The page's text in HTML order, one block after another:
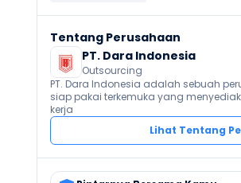
Tentang Perusahaan
PT. Dara Indonesia
Outsourcing
PT. Dara Indonesia adalah sebuah
siap pakai terkemuka yang
kerja
Lihat Tentang